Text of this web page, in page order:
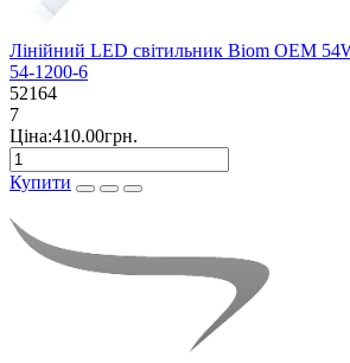
Лінійний LED світильник Biom OEM
54-1200-6
52164
7
Ціна:410.00грн.
Купити